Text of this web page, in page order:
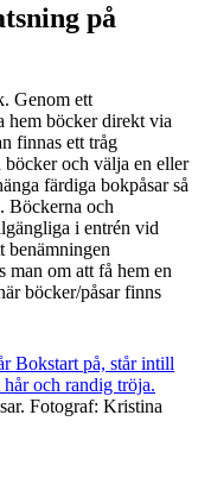
på
Genom ett
hem böcker direkt via
finnas ett tråg
och välja en eller
färdiga bokpåsar så
Böckerna och
i entrén vid
benämningen
man om att få hem en
böcker/påsar finns
Fotograf: Kristina